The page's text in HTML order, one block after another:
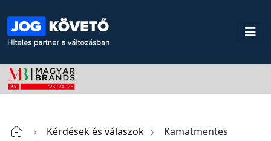
Kérdések és válaszok
Kamatmentes